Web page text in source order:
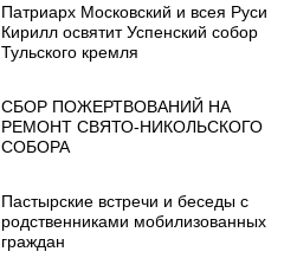
Патриарх Московский и всея Руси
Кирилл освятит Успенский собор
Тульского кремля
СБОР ПОЖЕРТВОВАНИЙ НА
РЕМОНТ СВЯТО-НИКОЛЬСКОГО
СОБОРА
Пастырские встречи и беседы с
родственниками мобилизованных
граждан